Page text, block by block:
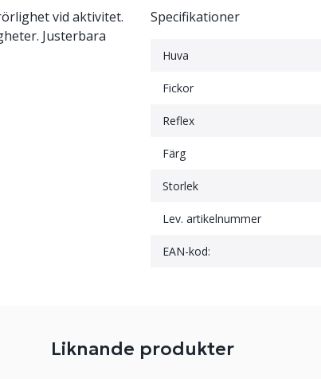
vid aktivitet.
Justerbara
Specifikationer
Huva
Fickor
Reflex
Färg
Storlek
Lev. artikelnummer
EAN-kod:
Liknande produkter